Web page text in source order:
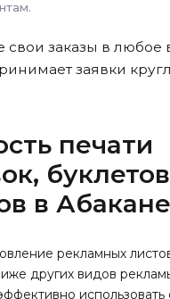
заказы в любое
заявки
печати
в Абакане
рекламных
других видов